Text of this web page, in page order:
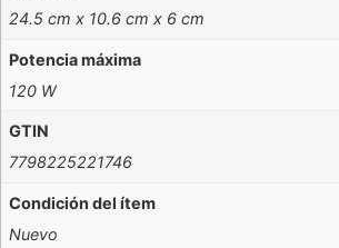
24.5 cm x 10.6 cm x 6 cm
Potencia máxima
120 W
GTIN
7798225221746
Condición del ítem
Nuevo